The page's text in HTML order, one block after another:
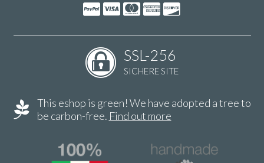
SSL-256
SICHERE SITE
This eshop is green! We have adopted a tree to
be carbon-free. Find out more